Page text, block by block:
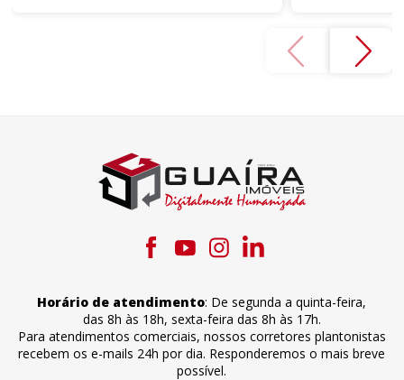
Horário de atendimento: De segunda a quinta-feira,
das 8h às 18h, sexta-feira das 8h às 17h.
Para atendimentos comerciais, nossos corretores plantonistas
recebem os e-mails 24h por dia. Responderemos o mais breve
possível.